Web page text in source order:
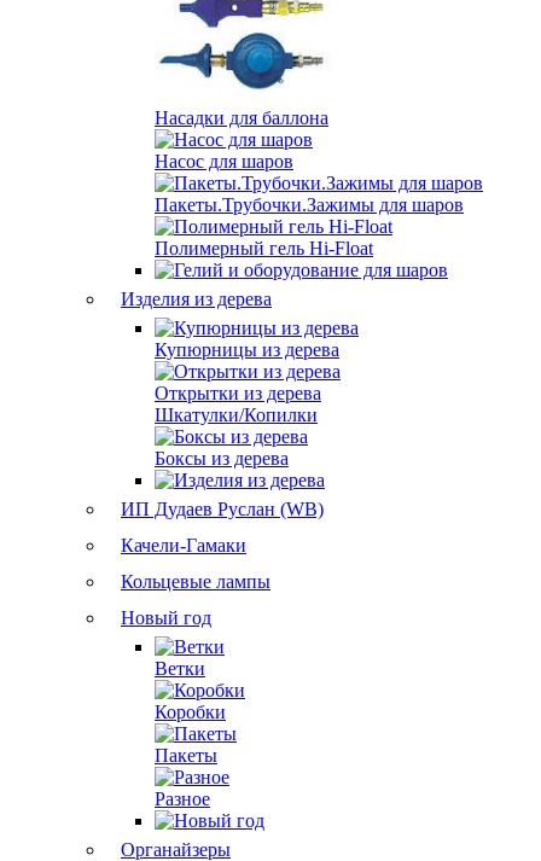
Насадки для баллона
Насос для шаров
Пакеты.Трубочки.Зажимы для шаров
Полимерный гель Hi-Float
Изделия из дерева
Купюрницы из дерева
Открытки из дерева
Шкатулки/Копилки
Боксы из дерева
ИП Дудаев Руслан (WB)
Качели-Гамаки
Кольцевые лампы
Новый год
Ветки
Коробки
Пакеты
Разное
Органайзеры